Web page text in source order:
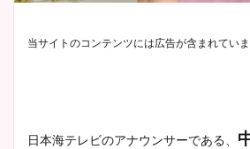
当サイトのコンテンツには広告が含まれてい
日本海テレビのアナウンサーである、